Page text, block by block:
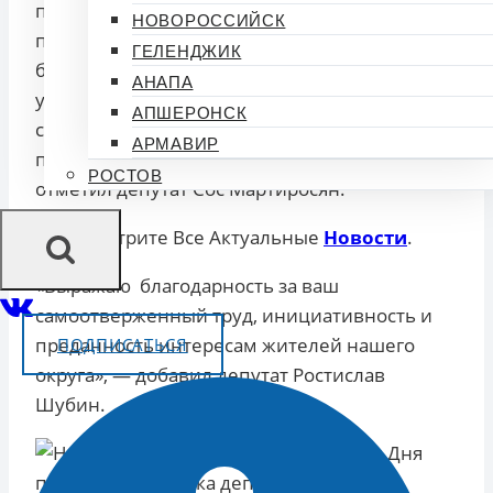
НОВОРОССИЙСК
ГЕЛЕНДЖИК
АНАПА
АПШЕРОНСК
АРМАВИР
РОСТОВ
ПОДПИСАТЬСЯ
протяжении многих лет вносили и
продолжают вносить свой вклад в
благоустройство территории, активно
участвуют в решении актуальных
социальных вопросов и оказывают
поддержку нуждающимся семьям,» —
отметил депутат Сос Мартиросян.
Смотрите Все Актуальные Новости.
«Выражаю благодарность за ваш
самоотверженный труд, инициативность и
преданность интересам жителей нашего
округа», — добавил депутат Ростислав
Шубин.